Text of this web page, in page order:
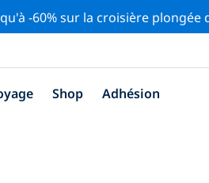
-60% sur la croisière plongée
Shop Adhésion